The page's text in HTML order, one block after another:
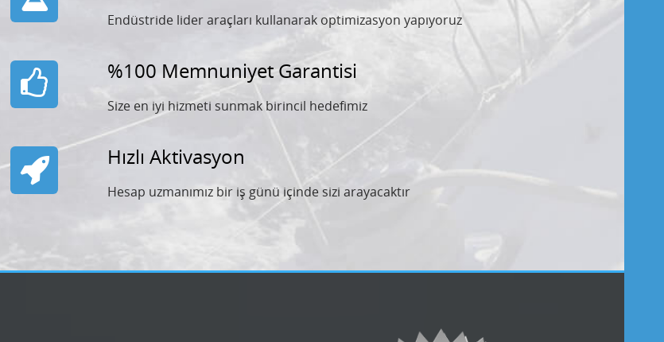
Endüstride lider araçları kullanarak optimizasyon yapıyoruz
%100 Memnuniyet Garantisi
Size en iyi hizmeti sunmak birincil hedefimiz
Hızlı Aktivasyon
Hesap uzmanımız bir iş günü içinde sizi arayacaktır